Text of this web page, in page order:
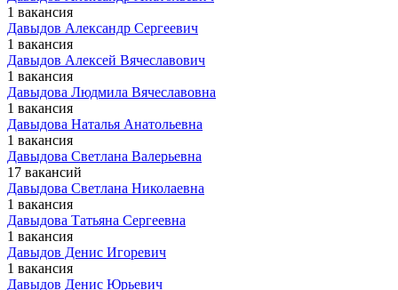
1 вакансия
Давыдов Александр Сергеевич
1 вакансия
Давыдов Алексей Вячеславович
1 вакансия
Давыдова Людмила Вячеславовна
1 вакансия
Давыдова Наталья Анатольевна
1 вакансия
Давыдова Светлана Валерьевна
17 вакансий
Давыдова Светлана Николаевна
1 вакансия
Давыдова Татьяна Сергеевна
1 вакансия
Давыдов Денис Игоревич
1 вакансия
Давыдов Денис Юрьевич